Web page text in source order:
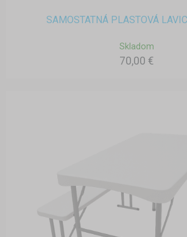
SAMOSTATNÁ PLASTOVÁ
Skladom
70,00 €